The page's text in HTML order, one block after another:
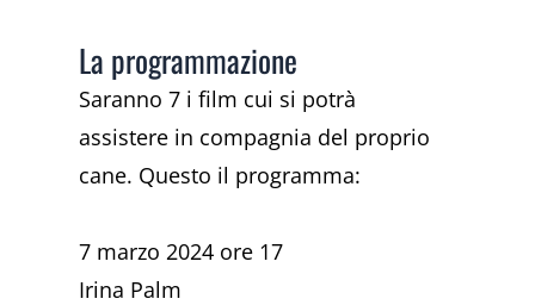
La programmazione
Saranno 7 i film cui si potrà
assistere in compagnia del proprio
cane. Questo il programma:
7 marzo 2024 ore 17
Irina Palm